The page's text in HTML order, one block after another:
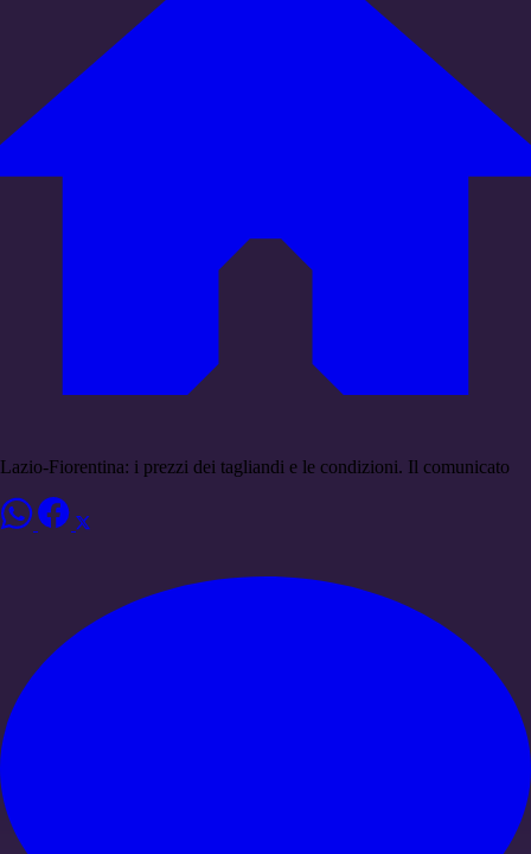
Lazio-Fiorentina: i prezzi dei tagliandi e le condizioni. Il comunicato